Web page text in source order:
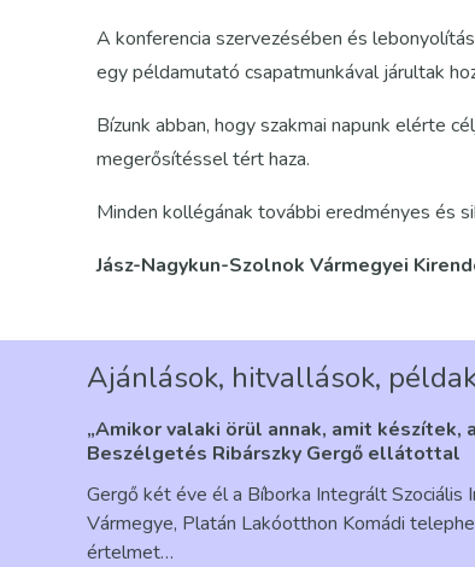
A konferencia szervezésében és
egy példamutató csapatmunkával járultak
Bízunk abban, hogy szakmai napunk elérte
megerősítéssel tért haza.
Minden kollégának további eredményes és
Jász-Nagykun-Szolnok Vármegyei
Ajánlások, hitvallások,
„Amikor valaki örül annak, amit készítek,
Beszélgetés Ribárszky Gergő ellátottal
Gergő két éve él a Bíborka Integrált Szociális
Vármegye, Platán Lakóotthon Komádi
értelmet…